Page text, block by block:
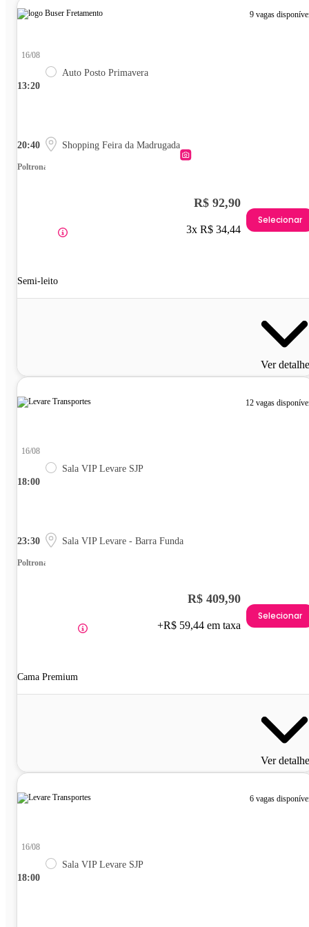
9 vagas
13:20
16/08
Auto Posto Primavera
20:40 Shopping Feira da Madrugada
Poltrona
Semi-leito
R$ 92,90
3x R$ 34,44
Selecionar
Ver
12 vagas
18:00
16/08
Sala VIP Levare SJP
23:30 Sala VIP Levare - Barra Funda
Poltrona
Cama Premium
R$ 409,90
+R$ 59,44 em taxa
Selecionar
Ver
6 vagas
18:00
16/08
Sala VIP Levare SJP